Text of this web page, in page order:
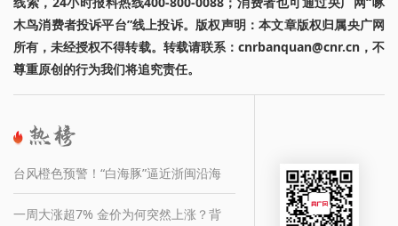
木鸟消费者投诉平台”线上投诉。版权声明：本文章版权归属央广网
所有，未经授权不得转载。转载请联系：cnrbanquan@cnr.cn，不
尊重原创的行为我们将追究责任。
台风橙色预警！“白海豚”逼近浙闽沿海
一周大涨超7% 金价为何突然上涨？背